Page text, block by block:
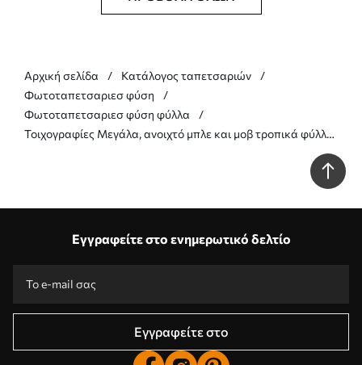
Αρχική σελίδα
Κατάλογος ταπετσαριών
Φωτοταπετσαριεσ φύση
Φωτοταπετσαριεσ φύση φύλλα
Τοιχογραφίες Μεγάλα, ανοιχτό μπλε και μοβ τροπικά φύλλα
Εγγραφείτε στο ενημερωτικό δελτίο
Εγγραφείτε στο